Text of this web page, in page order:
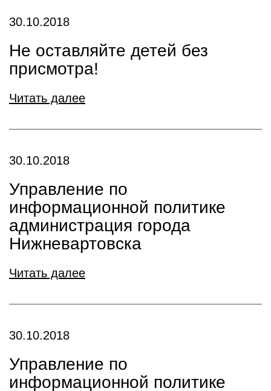
30.10.2018
Не оставляйте детей без
присмотра!
Читать далее
30.10.2018
Управление по
информационной политике
администрация города
Нижневартовска
Читать далее
30.10.2018
Управление по
информационной политике